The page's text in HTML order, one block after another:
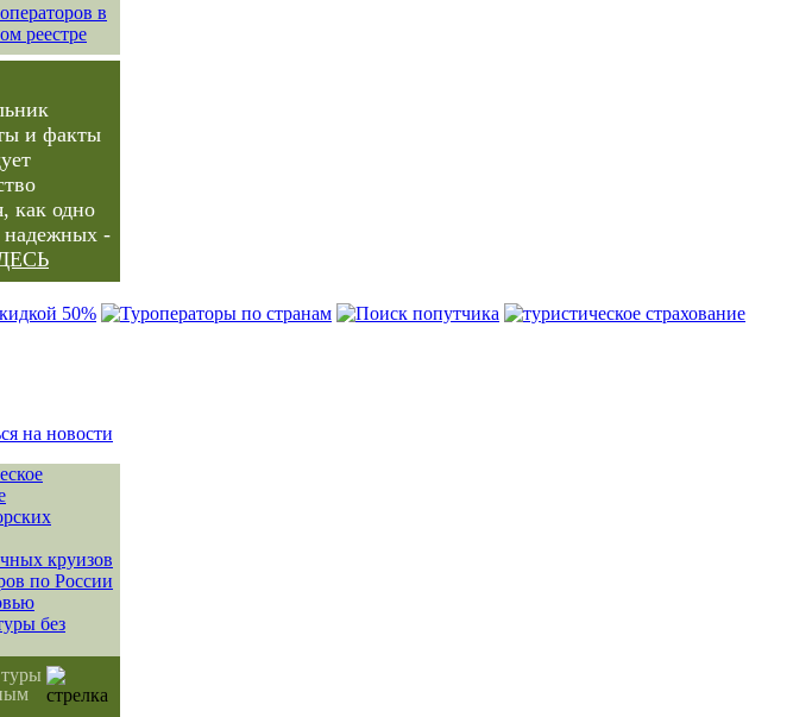
в
реестре
и факты
как одно
надежных -
на новости